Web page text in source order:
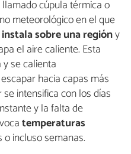
cúpula térmica o
meteorológico en el que
sobre una regióny
el aire caliente. Esta
se calienta
hacia capas más
se intensifica con los días
y la falta de
temperaturas
incluso semanas.